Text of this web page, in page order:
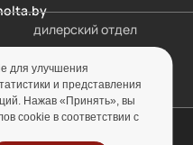
дилерский отдел
г. УНП 691302759
для улучшения
и представления
Нажав «Принять», вы
cookie в соответствии с